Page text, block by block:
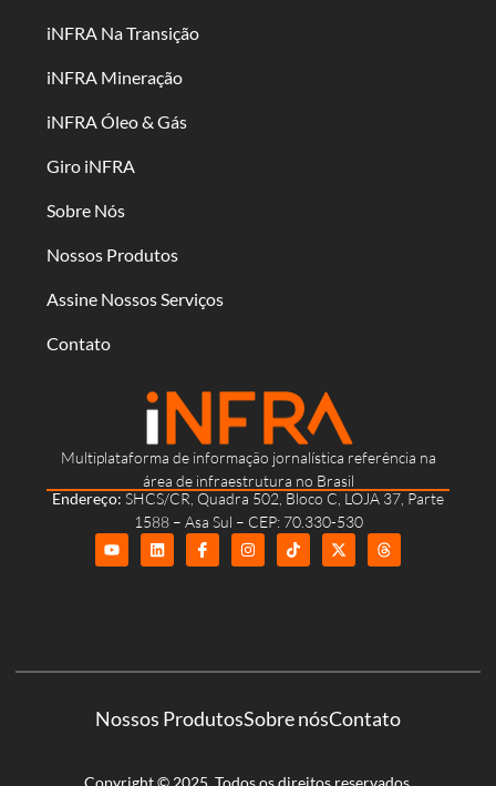
Multiplataforma de informação jornalística referência na
área de infraestrutura no Brasil
Endereço: SHCS/CR, Quadra 502, Bloco C, LOJA 37, Parte
1588 – Asa Sul – CEP: 70.330-530
iNFRA Na Transição
iNFRA Mineração
iNFRA Óleo & Gás
Giro iNFRA
Sobre Nós
Nossos Produtos
Assine Nossos Serviços
Contato
Nossos ProdutosSobre nósContato